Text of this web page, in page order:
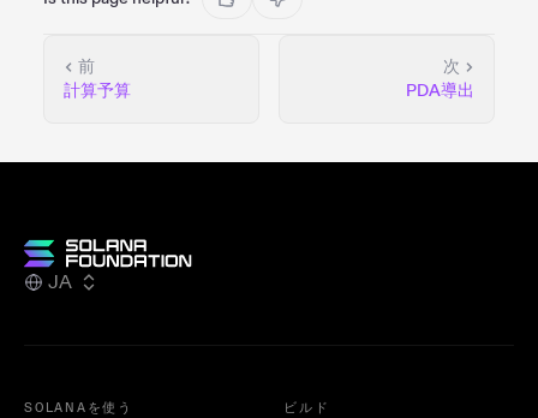
前
計算予算
次
PDA導出
JA
SOLANAを使う ビルド